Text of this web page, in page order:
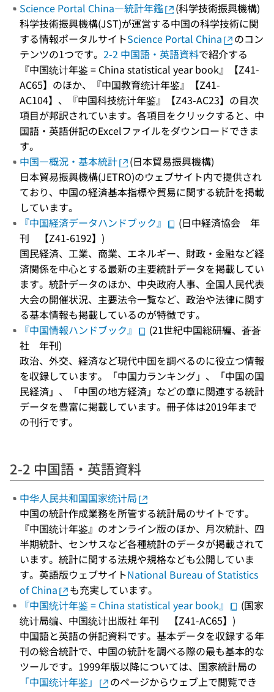
Science Portal China―統計年鑑
(科学技術振興機構)
科学技術振興機構(JST)が運営する中国の科学技術に関
する情報ポータルサイトScience Portal China
のコン
テンツの1つです。 2-2 中国語・英語資料で紹介する
『中国统计年鉴 = China statistical year book』【Z41-
AC65】のほか、『中国教育统计年鉴』【Z41-
AC104】、『中国科技统计年鉴』【Z43-AC23】の目次
項目が邦訳されています。各項目をクリックすると、中
国語・英語併記のExcelファイルをダウンロードできま
す。
中国―概況・基本統計
(日本貿易振興機構)
日本貿易振興機構(JETRO)のウェブサイト内で提供され
ており、中国の経済基本指標や貿易に関する統計を掲載
しています。
『中国経済データハンドブック』
(日中経済協会 年
刊 【Z41-6192】)
国民経済、工業、商業、エネルギー、財政・金融など経
済関係を中心とする最新の主要統計データを掲載してい
ます。統計データのほか、中央政府人事、全国人民代表
大会の開催状況、主要法令一覧など、政治や法律に関す
る基本情報も掲載しているのが特徴です。
『中国情報ハンドブック』
(21世紀中国総研編、蒼蒼
社 年刊)
政治、外交、経済など現代中国を調べるのに役立つ情報
を収録しています。「中国力ランキング」、「中国の国
民経済」、「中国の地方経済」などの章に関連する統計
データを豊富に掲載しています。冊子体は2019年まで
の刊行です。
2-2 中国語・英語資料
中华人民共和国国家统计局
中国の統計作成業務を所管する統計局のサイトです。
『中国统计年鉴』のオンライン版のほか、月次統計、四
半期統計、センサスなど各種統計のデータが掲載されて
います。統計に関する法規や規格なども公開していま
す。英語版ウェブサイトNational Bureau of Statistics
of China
も充実しています。
『中国统计年鉴 = China statistical year book』
(国家
统计局编、中国统计出版社 年刊 【Z41-AC65】)
中国語と英語の併記資料です。基本データを収録する年
刊の総合統計で、中国の統計を調べる際の最も基本的な
ツールです。1999年版以降については、国家統計局の
「中国统计年鉴」
のページからウェブ上で閲覧でき